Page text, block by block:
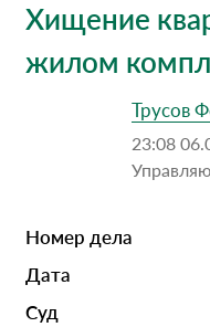
Хищение
жилом
Трусов
23:08
Номер дела
Дата
Суд